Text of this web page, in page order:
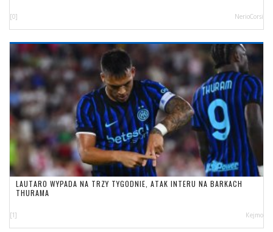
[0] NerioCorsi
LAUTARO WYPADA NA TRZY TYGODNIE, ATAK INTERU NA BARKACH
THURAMA
[1] Kejmo